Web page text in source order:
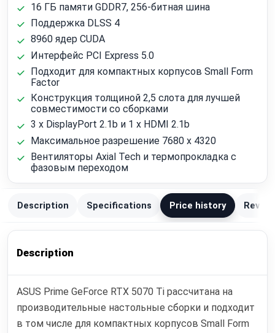
16 ГБ памяти GDDR7, 256-битная шина
Поддержка DLSS 4
8960 ядер CUDA
Интерфейс PCI Express 5.0
Подходит для компактных корпусов Small Form
Factor
Конструкция толщиной 2,5 слота для лучшей
совместимости со сборками
3 x DisplayPort 2.1b и 1 x HDMI 2.1b
Максимальное разрешение 7680 x 4320
Вентиляторы Axial Tech и термопрокладка с
фазовым переходом
Description Specifications Price history
Description
ASUS Prime GeForce RTX 5070 Ti рассчитана на
производительные настольные сборки и подходит
в том числе для компактных корпусов Small Form